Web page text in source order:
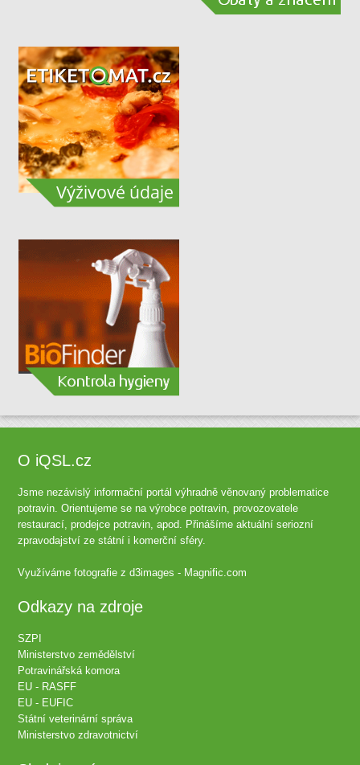
O iQSL.cz
Jsme nezávislý informační portál výhradně věnovaný problematice
potravin. Orientujeme se na výrobce potravin, provozovatele
restaurací, prodejce potravin, apod. Přinášíme aktuální seriozní
zpravodajství ze státní i komerční sféry.
Využíváme fotografie zd3images - Magnific.com
Odkazy na zdroje
SZPI
Ministerstvo zemědělství
Potravinářská komora
EU - RASFF
EU - EUFIC
Státní veterinární správa
Ministerstvo zdravotnictví